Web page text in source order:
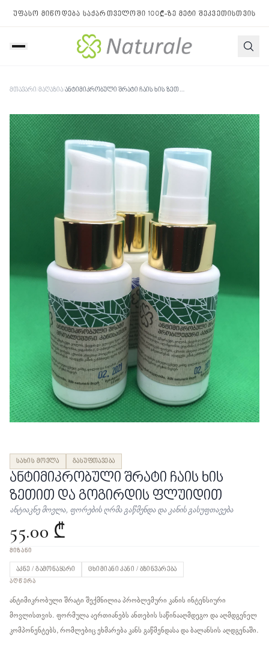
უფასო მიწოდება საქართველოში 100₾-ზე მეტი შეკვეთისთვის
მთავარი მაღაზია ანტიმიკრობული შრატი ჩაის ხის ზეთით და გოგირდის ფლუიდით
სახის მოვლა გასუფთავება
ანტიმიკრობული შრატი ჩაის ხის
ზეთით და გოგირდის ფლუიდით
ანტიაკნე მოვლა, ფორების ღრმა გაწმენდა და კანის გასუფთავება
55.00 ₾
ᲛᲘᲖᲐᲜᲘ
აკნე / გამონაყარი ცხიმიანი კანი / ბზინვარება
ᲐᲦᲬᲔᲠᲐ
ანტიმიკრობული შრატი შექმნილია პრობლემური კანის ინტენსიური
მოვლისთვის. ფორმულა აერთიანებს ანთების საწინააღმდეგო და აღმდგენელ
კომპონენტებს, რომლებიც ეხმარება კანს გაწმენდასა და ბალანსის აღდგენაში.